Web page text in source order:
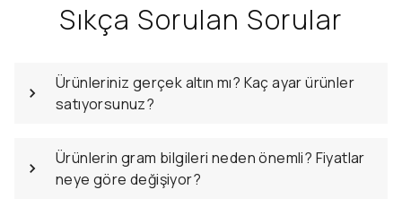
Sıkça Sorulan Sorular
Ürünleriniz gerçek altın mı? Kaç ayar ürünler
satıyorsunuz?
Ürünlerin gram bilgileri neden önemli? Fiyatlar
neye göre değişiyor?